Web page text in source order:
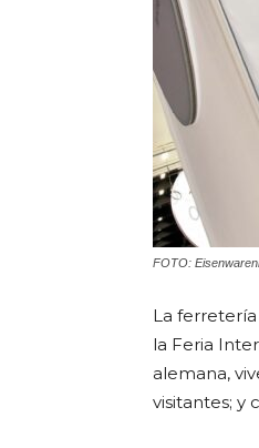
FOTO:
La
la Feria
alemana,
visitantes; y